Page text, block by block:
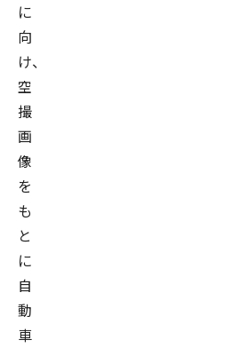
に
向
け、
空
撮
画
像
を
も
と
に
自
動
車